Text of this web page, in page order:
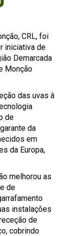
CRL, foi
iniciativa de
Demarcada
Monção
das uvas à
de
da
em
da Europa,
melhorou as
de
instalações
de
cobrindo